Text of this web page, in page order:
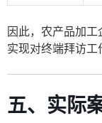
因此，农产品加工
实现对终端拜访工
五、实际